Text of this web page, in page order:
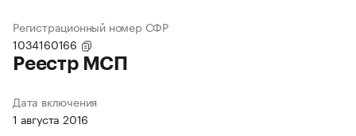
Регистрационный номер СФР
1034160166
Реестр МСП
Дата включения
1 августа 2016